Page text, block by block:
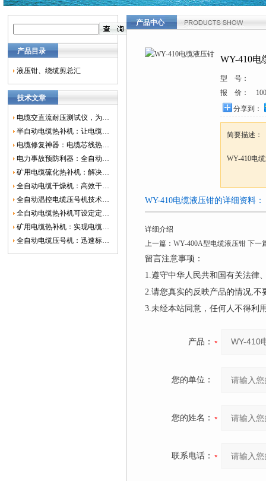
产品目录
液压钳、绕缆剪总汇
技术文章
电缆交直流耐压测试仪，为电网安全保驾护航
半自动电缆热补机：让电缆修复更简单、更高效！
电缆修复神器：电缆芯线热补机如何保障电网安全？
电力事故预防利器：全自动控温电缆热补机
矿用电缆硫化热补机：解决矿山电缆故障的新选择
全自动电缆干燥机：高效干燥，电缆质量
全自动温控电缆压号机技术革新：数字化标识的新趋势
全自动电缆热补机可设定定时功能，实现自动化热补
矿用电缆热补机：实现电缆故障修复的高效装置
全自动电缆压号机：迅速标识电缆的利器
产品中心
WY-410电
型 号：
报 价：
分享到：
简要描述：
WY-410电
WY-410电缆液压钳的详细资料：
详细介绍
上一篇： WY-400A型电缆液压钳 下一
留言注意事项：
1.遵守中华人民共和国有关法律
2.请您真实的反映产品的情况,
3.未经本站同意，任何人不得利
产品：
您的单位：
您的姓名：
联系电话：